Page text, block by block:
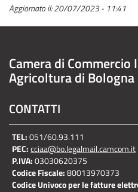
Aggiornato il:20/07/2023 - 11:41
Camera di
Agricoltura di Bologna
CONTATTI
TEL:051/60.93.111
PEC:cciaa@bo.legalmail.camcom.it
P.IVA:03030620375
Codice Fiscale:80013970373
Codice Univoco per le fatture